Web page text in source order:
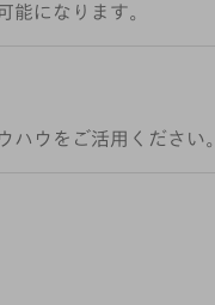
になります。
ウをご活用ください。